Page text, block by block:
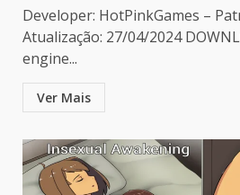
Developer: HotPinkGames –
Atualização: 27/04/2024
engine...
Ver Mais